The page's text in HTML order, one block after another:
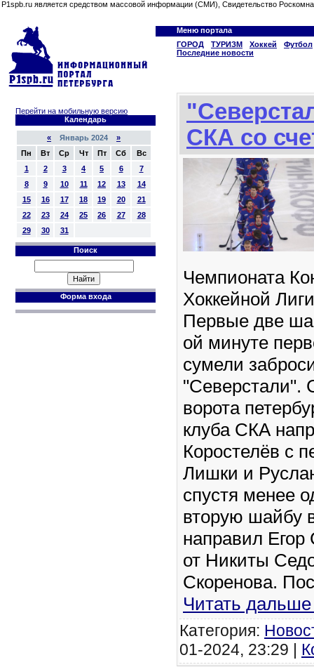
P1spb.ru является средством массовой информации (СМИ), Свидетельство
Меню портала
ГОРОД
ТУРИЗМ Хоккей
Футбол
Последние новости
Перейти на мобильную версию
Календарь
« Январь 2024 »
Пн
Вт Ср Чт Пт Сб
Вс
1
2 3 4 5 6
7
8
9 10 11 12 13
14
15
16 17 18 19 20
21
22
23 24 25 26 27
28
29
30 31
Поиск
Форма входа
СКА со
Чемпионата
Хоккейной
Первые две
ой минуте
сумели
"Северстали".
ворота
клуба СКА
Коростелёв с
Лишки и
спустя менее
вторую шайбу
направил Егор
от Никиты
Скоренова.
Читать
Категория:
01-2024, 23:29 |